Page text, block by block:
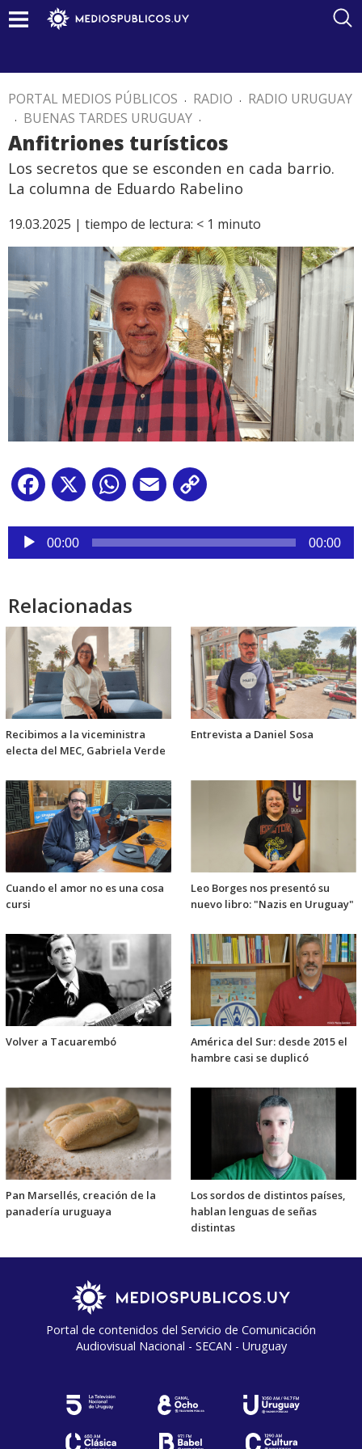
PORTAL MEDIOS PÚBLICOS . RADIO . RADIO URUGUAY
. BUENAS TARDES URUGUAY .
Anfitriones turísticos
Los secretos que se esconden en cada barrio.
La columna de Eduardo Rabelino
19.03.2025 | tiempo de lectura: < 1 minuto
Facebook
X WhatsApp
Email
Reproductor
audio
00:00 00:00
Relacionadas
Recibimos a la viceministra
electa del MEC, Gabriela Verde
Entrevista a Daniel Sosa
Cuando el amor no es una cosa
cursi
Leo Borges nos presentó su
nuevo libro: "Nazis en Uruguay"
Volver a Tacuarembó
América del Sur: desde 2015 el
hambre casi se duplicó
Pan Marsellés, creación de la
panadería uruguaya
Los sordos de distintos países,
hablan lenguas de señas
distintas
Portal de contenidos del Servicio de Comunicación
Audiovisual Nacional - SECAN - Uruguay